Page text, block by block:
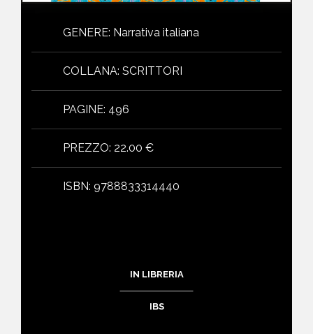
GENERE: Narrativa italiana
COLLANA: SCRITTORI
PAGINE: 496
PREZZO: 22.00 €
ISBN: 9788833314440
IN LIBRERIA
IBS